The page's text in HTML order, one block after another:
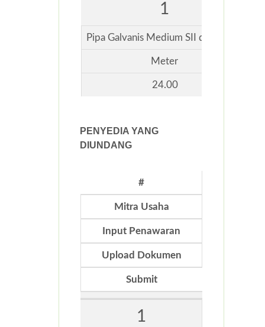
1
Pipa Galvanis Medium SII dia. 6 inch
Meter
24.00
PENYEDIA YANG
DIUNDANG
#
Mitra Usaha
Input Penawaran
Upload Dokumen
Submit
1